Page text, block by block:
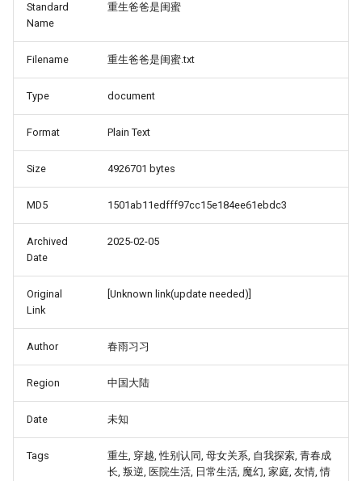
Standard
Name
重生爸爸是闺蜜
Filename 重生爸爸是闺蜜.txt
Type document
Format Plain Text
Size 4926701 bytes
MD5 1501ab11edfff97cc15e184ee61ebdc3
Archived
Date
2025-02-05
Original
Link
[Unknown link(update needed)]
Author 春雨习习
Region 中国大陆
Date 未知
Tags
重生, 穿越, 性别认同, 母女关系, 自我探索, 青春成
长, 叛逆, 医院生活, 日常生活, 魔幻, 家庭, 友情, 情